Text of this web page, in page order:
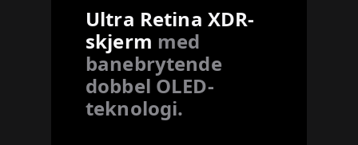
Ultra Retina XDR-
skjerm med
banebrytende
dobbel OLED-
teknologi.